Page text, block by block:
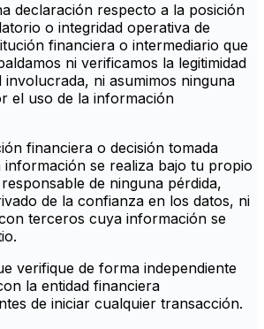
declaración respecto a la posición
o integridad operativa de
financiera o intermediario que
ni verificamos la legitimidad
involucrada, ni asumimos ninguna
el uso de la información
financiera o decisión tomada
información se realiza bajo tu propio
de ninguna pérdida,
de la confianza en los datos, ni
terceros cuya información se
verifique de forma independiente
la entidad financiera
de iniciar cualquier transacción.